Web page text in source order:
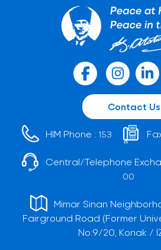
Contact Us
HIM Phone : 153
Central/Telephone
00
Mimar Sinan
Fairground Road (Former
No:9/20, Konak /